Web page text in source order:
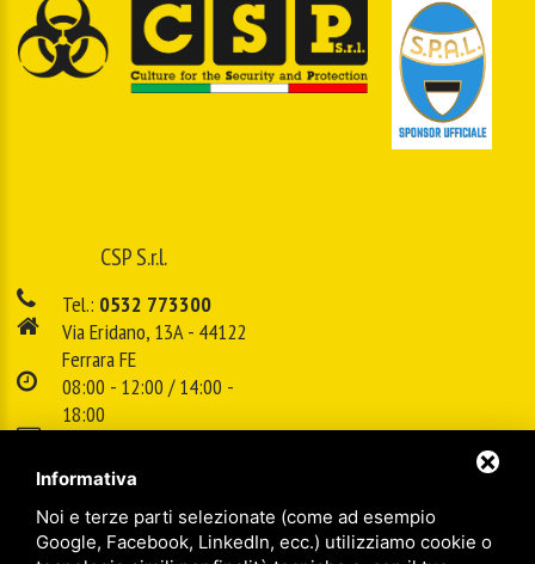
CSP S.r.l.
Tel.: 0532 773300
Via Eridano, 13A - 44122
Ferrara FE
08:00 - 12:00 / 14:00 -
18:00
info@cspsrl.biz
Sitemap / Privacy policy/Legal
Informativa
Noi e terze parti selezionate (come ad esempio
Google, Facebook, LinkedIn, ecc.) utilizziamo cookie o